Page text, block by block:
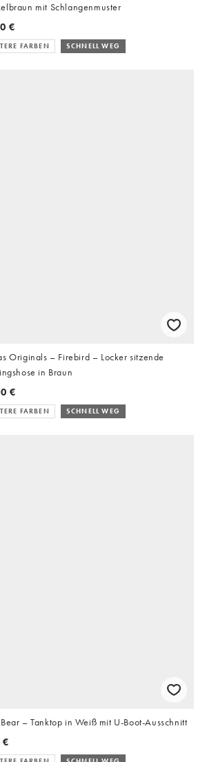
mit Schlangenmuster
€
FARBEN SCHNELL WEG
Originals – Firebird – Locker sitzende
in Braun
€
FARBEN SCHNELL WEG
– Tanktop in Weiß mit U-Boot-Ausschnitt
€